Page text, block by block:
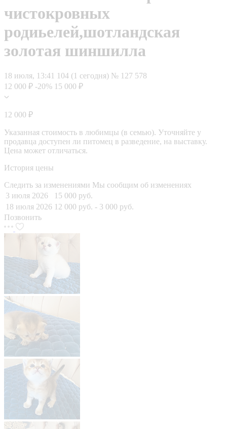
чистокровных
родиьелей,шотландская
золотая шиншилла
18 июля, 13:41 104 (1 сегодня) № 127 578
12 000 ₽ -20% 15 000 ₽
12 000 ₽
Указанная стоимость в любимцы (в семью). Уточняйте у
продавца доступен ли питомец в разведение, на выставку.
Цена может отличаться.
История цены
Следить за изменениями Мы сообщим об изменениях
3 июля 2026
15 000 руб.
18 июля 2026 12 000 руб. - 3 000 руб.
Позвонить